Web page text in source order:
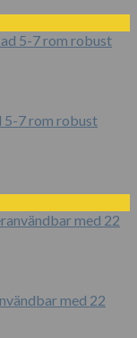
5-7 rom robust
med 22